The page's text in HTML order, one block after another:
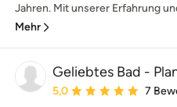
Jahren. Mit unserer Erfahrung
Mehr
Geliebtes Bad -
Durchschnittliche
5,0 7